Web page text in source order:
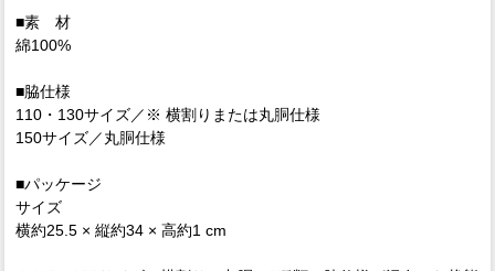
■素 材
綿100%
■脇仕様
110・130サイズ／※ 横割りまたは丸胴仕様
150サイズ／丸胴仕様
■パッケージ
サイズ
横約25.5 × 縦約34 × 高約1 cm